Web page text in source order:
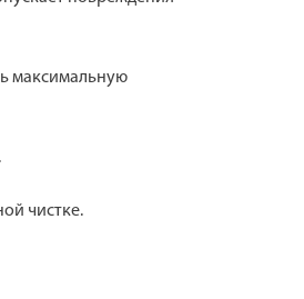
максимальную
чистке.